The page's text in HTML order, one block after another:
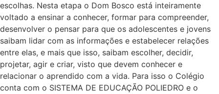
escolhas. Nesta etapa o Dom Bosco está inteiramente
voltado a ensinar a conhecer, formar para compreender,
desenvolver o pensar para que os adolescentes e jovens
saibam lidar com as informações e estabelecer relações
entre elas, e mais que isso, saibam escolher, decidir,
projetar, agir e criar, visto que devem conhecer e
relacionar o aprendido com a vida. Para isso o Colégio
conta com o SISTEMA DE EDUCAÇÃO POLIEDRO e o